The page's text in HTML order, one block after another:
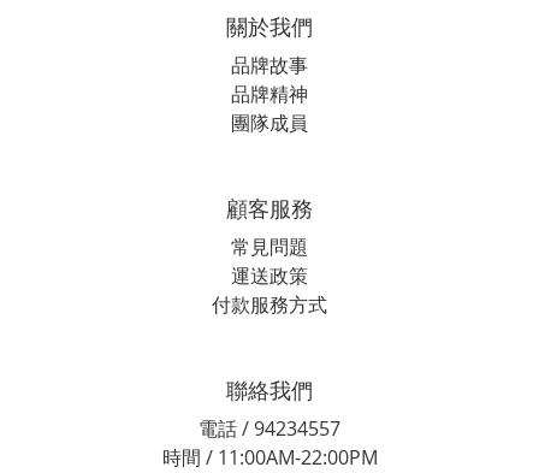
關於我們
品牌故事
品牌精神
團隊成員
顧客服務
常見問題
運送政策
付款服務方式
聯絡我們
電話 / 94234557
時間 / 11:00AM-22:00PM